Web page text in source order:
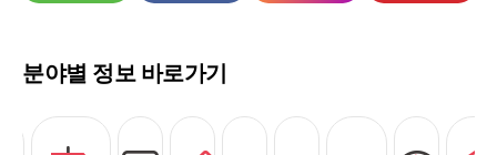
분야별 정보 바로가기